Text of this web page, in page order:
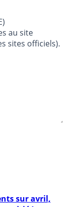
au site
sites officiels).